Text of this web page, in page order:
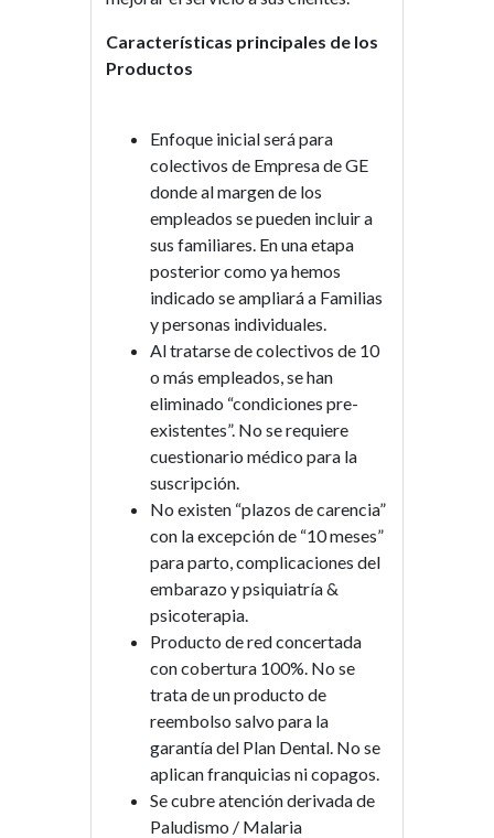
Características principales de los
Productos
Enfoque inicial será para
colectivos de Empresa de GE
donde al margen de los
empleados se pueden incluir a
sus familiares. En una etapa
posterior como ya hemos
indicado se ampliará a Familias
y personas individuales.
Al tratarse de colectivos de 10
o más empleados, se han
eliminado “condiciones pre-
existentes”. No se requiere
cuestionario médico para la
suscripción.
No existen “plazos de carencia”
con la excepción de “10 meses”
para parto, complicaciones del
embarazo y psiquiatría &
psicoterapia.
Producto de red concertada
con cobertura 100%. No se
trata de un producto de
reembolso salvo para la
garantía del Plan Dental. No se
aplican franquicias ni copagos.
Se cubre atención derivada de
Paludismo / Malaria